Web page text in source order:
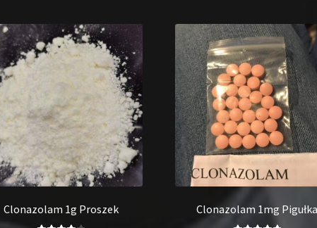
Clonazolam 1g Proszek Clonazolam 1mg Pigułka